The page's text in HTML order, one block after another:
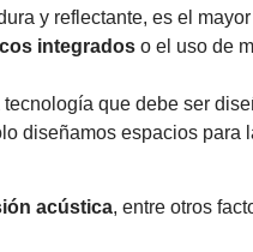
y reflectante, es el
integrados o el uso de
que debe ser
diseñamos espacios para
acústica, entre otros